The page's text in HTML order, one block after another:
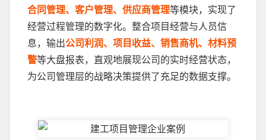
合同管理、客户管理、供应商管理等模块，实现了
经营过程管理的数字化。整合项目经营与人员信
息，输出公司利润、项目收益、销售商机、材料预
警等大盘报表，直观地展现公司的实时经营状态，
为公司管理层的战略决策提供了充足的数据支撑。